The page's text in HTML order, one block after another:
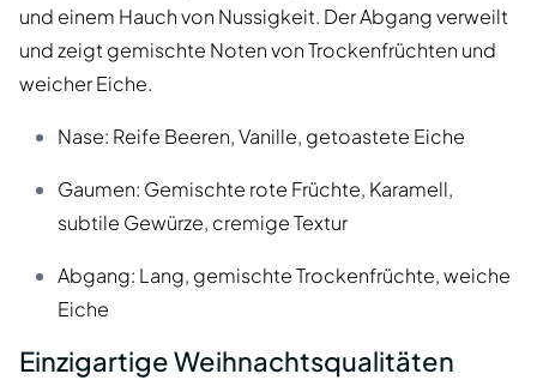
und einem Hauch von Nussigkeit. Der Abgang verweilt
und zeigt gemischte Noten von Trockenfrüchten und
weicher Eiche.
Nase: Reife Beeren, Vanille, getoastete Eiche
Gaumen: Gemischte rote Früchte, Karamell,
subtile Gewürze, cremige Textur
Abgang: Lang, gemischte Trockenfrüchte, weiche
Eiche
Einzigartige Weihnachtsqualitäten